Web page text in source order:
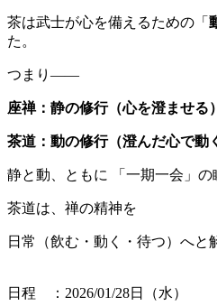
茶は武士が心を備えるための「
た。
つまり――
座禅：静の修行（心を澄ませる）
茶道：動の修行（澄んだ心で動
静と動、ともに 「一期一会」の
茶道は、禅の精神を
日常（飲む・動く・待つ）へと
日程 ：2026/01/28日（水）